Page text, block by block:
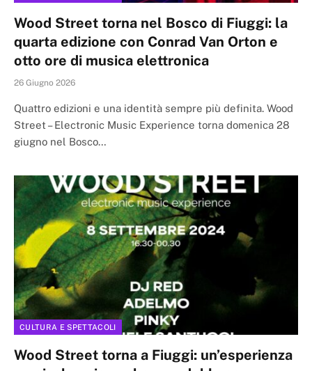
Wood Street torna nel Bosco di Fiuggi: la
quarta edizione con Conrad Van Orton e
otto ore di musica elettronica
26 Giugno 2026
Quattro edizioni e una identità sempre più definita. Wood
Street – Electronic Music Experience torna domenica 28
giugno nel Bosco…
CULTURA E SPETTACOLI
Wood Street torna a Fiuggi: un’esperienza